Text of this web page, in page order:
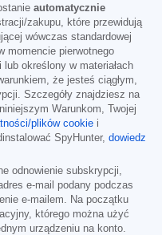
automatycznie
zakupu, które przewidują
wówczas standardowej
momencie pierwotnego
określony w materiałach
że jesteś ciągłym,
Szczegóły znajdziesz na
Warunkom, Twojej
plików cookie i
SpyHunter, dowiedz
odnowienie subskrypcji,
e-mail podany podczas
e-mailem. Na początku
którego można użyć
urządzeniu na konto.